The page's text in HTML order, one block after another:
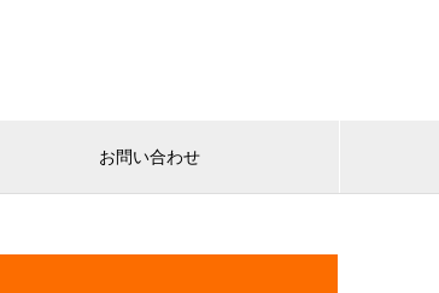
お問い合わせ